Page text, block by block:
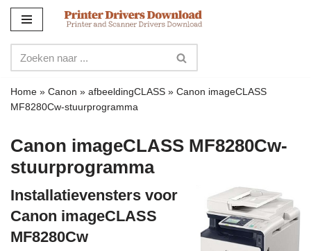
naar
de
inhoud
Home » Canon » afbeeldingCLASS » Canon imageCLASS
MF8280Cw-stuurprogramma
Canon imageCLASS MF8280Cw-
stuurprogramma
Installatievensters voor
Canon imageCLASS
MF8280Cw